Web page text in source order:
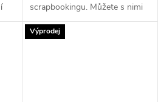
scrapbookingu. Můžete s nimi
ozdobit rámečky, přáníčka,
jmenovky, pozvánky, deníky
Výprodej